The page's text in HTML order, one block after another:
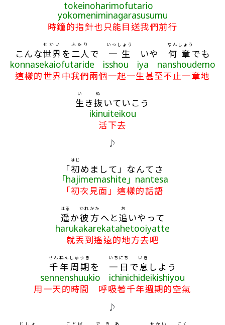
tokeinoharimofutario
yokomeniminagarasusumu
時鐘的指針也只能目送我們前行
こんな世界
せかい
を 二人
ふたり
で 一生
いっしょう
いや 何
なん
章
しょう
でも
konnasekaiofutaride isshou iya nanshoudemo
這樣的世界中我們兩個一起一生甚至不止一章地
生
い
き抜
ぬ
いていこう
ikinuiteikou
活下去
♪
「初
はじ
めまして」なんてさ
「hajimemashite」nantesa
「初次見面」這樣的話語
遥
はる
か彼
かれ
方
かた
へと追
お
いやって
harukakarekatahetooiyatte
就丟到遙遠的地方去吧
千
せん
年
ねん
周期
しゅうき
を 一日
いちにち
で息
いき
しよう
sennenshuukio ichinichideikishiyou
用一天的時間 呼吸著千年週期的空氣
♪
じしょ ことば で き あ せかい にく